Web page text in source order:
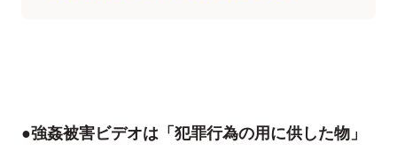
●強姦被害ビデオは「犯罪行為の用に供した物」